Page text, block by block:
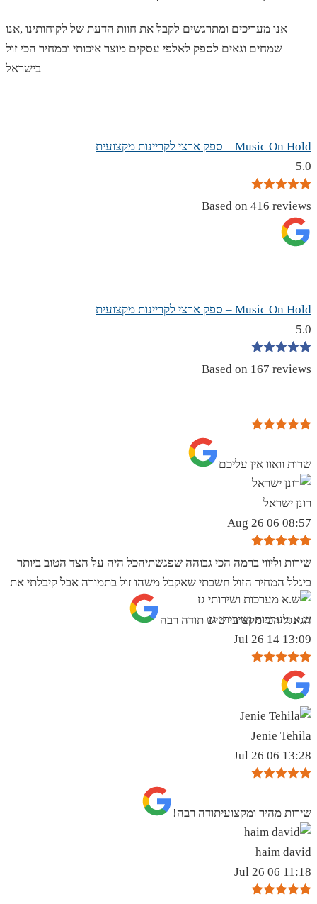
אנו מעריכים ומתרגשים לקבל את חוות הדעת של לקוחותינו ,אנו
שמחים וגאים לספק לאלפי עסקים מוצר איכותי ובמחיר הכי זול
בישראל
Music On Hold – ספק ארצי לקריינות מקצועית
5.0
Based on 416 reviews
Music On Hold – ספק ארצי לקריינות מקצועית
5.0
Based on 167 reviews
שרות וואוו אין עליכם
רונן ישראל
08:57 06 Aug 26
שירות וליווי ברמה הכי גבוהה שפגשתיהכל היה על הצד הטוב ביותר
ביגלל המחיר הזול חשבתי שאקבל משהו זול בתמורה אבל קיבלתי את
הגינגל הכי מקצועי שיש תודה רבה
ש.א מערכות ושירותי גז
13:09 14 Jul 26
Jenie Tehila
13:28 06 Jul 26
שירות מהיר ומקצועיתודה רבה!
haim david
11:18 06 Jul 26